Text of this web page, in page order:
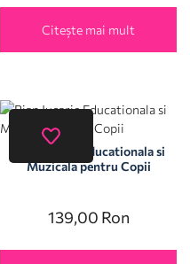
Citește mai mult
Pian Jucarie Educationala si
Muzicala pentru Copii
139,00 Ron